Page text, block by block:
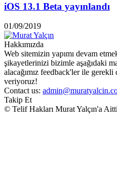
iOS 13.1 Beta yayınlandı
01/09/2019
Hakkımızda
Web sitemizin yapımı devam
şikayetlerinizi bizimle aşağıdaki
alacağımız feedback'ler ile gerekli
veriyoruz!
Contact us:
Takip Et
© Telif Hakları Murat Yalçın'a